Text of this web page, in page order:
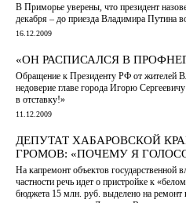
В Приморье уверены, что президент
декабря – до приезда Владимира Путина
16.12.2009
«ОН РАСПИСАЛСЯ В
Обращение к Президенту РФ от жителей
недоверие главе города Игорю
в отставку!»
11.12.2009
ДЕПУТАТ ХАБАРОВСКОЙ
ГРОМОВ: «ПОЧЕМУ Я
На капремонт объектов государственной
частности речь идет о пристройке к
бюджета 15 млн. руб. выделено на ремонт